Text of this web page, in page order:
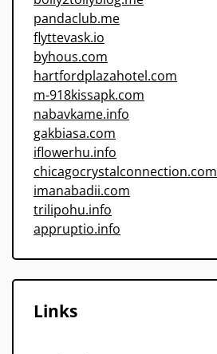
pandaclub.me
flyttevask.io
byhous.com
hartfordplazahotel.com
m-918kissapk.com
nabavkame.info
gakbiasa.com
iflowerhu.info
chicagocrystalconnection.com
imanabadii.com
trilipohu.info
appruptio.info
Links